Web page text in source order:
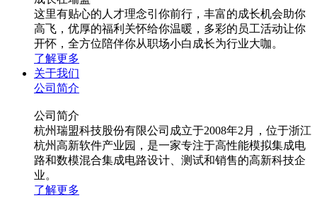
这里有贴心的人才理念引你前行，丰富的成长机会助你
高飞，优厚的福利关怀给你温暖，多彩的员工活动让你
开怀，全方位陪伴你从职场小白成长为行业大咖。
了解更多
关于我们
公司简介
公司简介
杭州瑞盟科技股份有限公司成立于2008年2月，位于浙江
杭州高新软件产业园，是一家专注于高性能模拟集成电
路和数模混合集成电路设计、测试和销售的高新科技企
业。
了解更多